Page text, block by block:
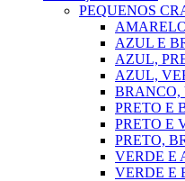
PEQUENOS
AZUL E
AZUL,
AZUL,
BRANCO,
PRETO E
PRETO E
PRETO,
VERDE E
VERDE E